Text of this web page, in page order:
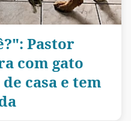
Pastor
com gato
casa e tem